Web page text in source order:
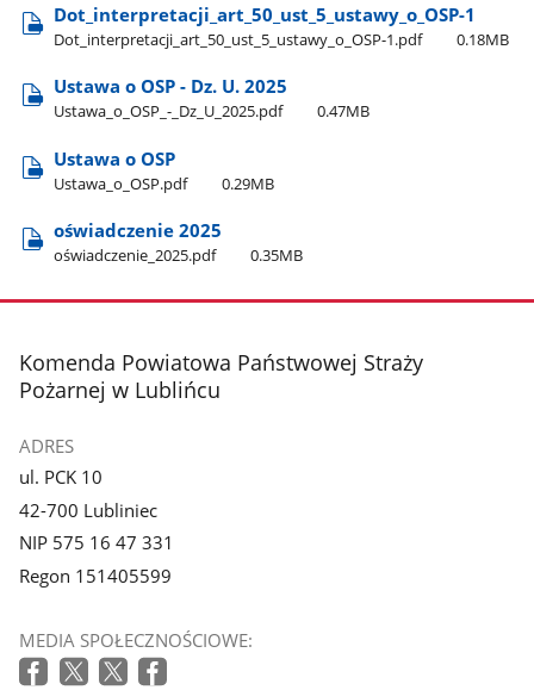
Dot​_interpretacji​_art​_50​_ust​_5​_ustawy​_o​_OSP-1
Dot​_interpretacji​_art​_50​_ust​_5​_ustawy​_o​_OSP-1.pdf 0.18MB
Ustawa o OSP - Dz. U. 2025
Ustawa​_o​_OSP​_-​_Dz​_U​_2025.pdf 0.47MB
Ustawa o OSP
Ustawa​_o​_OSP.pdf 0.29MB
oświadczenie 2025
oświadczenie​_2025.pdf 0.35MB
stopka
Komenda Powiatowa Państwowej Straży
Pożarnej w Lublińcu
ADRES
ul. PCK 10
42-700 Lubliniec
NIP 575 16 47 331
Regon 151405599
MEDIA SPOŁECZNOŚCIOWE: